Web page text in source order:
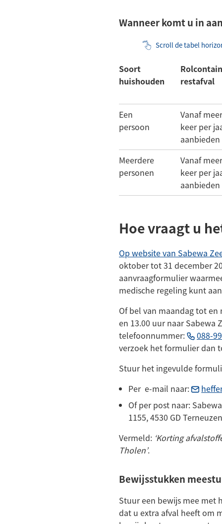
Wanneer komt u in
Scroll de tabel
Soort
huishouden
restafval
Een
persoon
Vanaf
keer per
Meerdere
personen
Vanaf
keer per
Hoe vraagt u
Op website van Sabewa
oktober tot 31 december
aanvraagformulier
medische regeling kunt
Of bel van maandag tot en
en 13.00 uur naar Sabewa
telefoonnummer:
088-
verzoek het formulier dan
Stuur het ingevulde
Per e-mail naar:
Of per post naar:
1155, 4530 GD
Vermeld: ‘Korting
Tholen’.
Bewijsstukken
Stuur een bewijs mee met
dat u extra afval heeft om